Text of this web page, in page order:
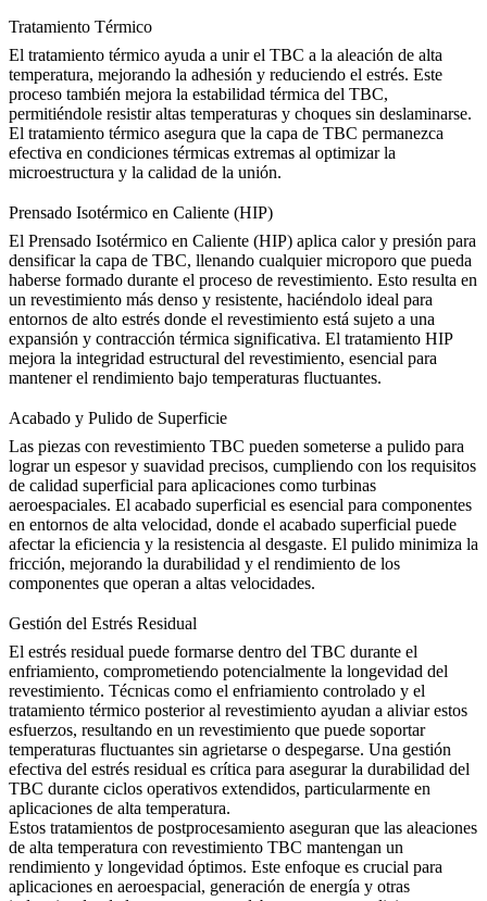
Tratamiento Térmico
El tratamiento térmico ayuda a unir el TBC a la aleación de alta
temperatura, mejorando la adhesión y reduciendo el estrés. Este
proceso también mejora la estabilidad térmica del TBC,
permitiéndole resistir altas temperaturas y choques sin deslaminarse.
El tratamiento térmico asegura que la capa de TBC permanezca
efectiva en condiciones térmicas extremas al optimizar la
microestructura y la calidad de la unión.
Prensado Isotérmico en Caliente (HIP)
El Prensado Isotérmico en Caliente (HIP) aplica calor y presión para
densificar la capa de TBC, llenando cualquier microporo que pueda
haberse formado durante el proceso de revestimiento. Esto resulta en
un revestimiento más denso y resistente, haciéndolo ideal para
entornos de alto estrés donde el revestimiento está sujeto a una
expansión y contracción térmica significativa. El tratamiento HIP
mejora la integridad estructural del revestimiento, esencial para
mantener el rendimiento bajo temperaturas fluctuantes.
Acabado y Pulido de Superficie
Las piezas con revestimiento TBC pueden someterse a pulido para
lograr un espesor y suavidad precisos, cumpliendo con los requisitos
de calidad superficial para aplicaciones como turbinas
aeroespaciales. El acabado superficial es esencial para componentes
en entornos de alta velocidad, donde el acabado superficial puede
afectar la eficiencia y la resistencia al desgaste. El pulido minimiza la
fricción, mejorando la durabilidad y el rendimiento de los
componentes que operan a altas velocidades.
Gestión del Estrés Residual
El estrés residual puede formarse dentro del TBC durante el
enfriamiento, comprometiendo potencialmente la longevidad del
revestimiento. Técnicas como el enfriamiento controlado y el
tratamiento térmico posterior al revestimiento ayudan a aliviar estos
esfuerzos, resultando en un revestimiento que puede soportar
temperaturas fluctuantes sin agrietarse o despegarse. Una gestión
efectiva del estrés residual es crítica para asegurar la durabilidad del
TBC durante ciclos operativos extendidos, particularmente en
aplicaciones de alta temperatura.
Estos tratamientos de postprocesamiento aseguran que las aleaciones
de alta temperatura con revestimiento TBC mantengan un
rendimiento y longevidad óptimos. Este enfoque es crucial para
aplicaciones en aeroespacial, generación de energía y otras